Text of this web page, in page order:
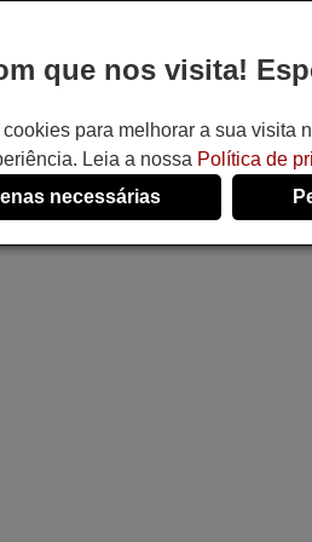
que nos visita!
para melhorar a sua visita
Leia a nossa Política de
necessárias